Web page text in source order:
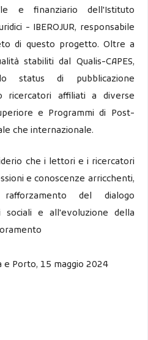
e finanziario dell'Istituto
- IBEROJUR, responsabile
di questo progetto. Oltre a
stabiliti dal Qualis-CAPES,
status di pubblicazione
ricercatori affiliati a diverse
e Programmi di Post-
che internazionale.
che i lettori e i ricercatori
e conoscenze arricchenti,
del dialogo
sociali e all'evoluzione della
e Porto, 15 maggio 2024